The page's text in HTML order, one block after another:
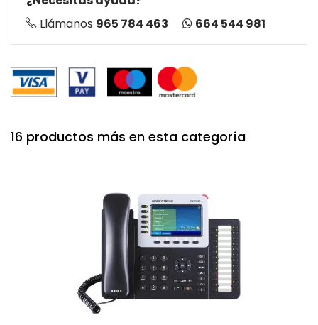
Llámanos 965 784 463 664 544 981
16 productos más en esta categoría